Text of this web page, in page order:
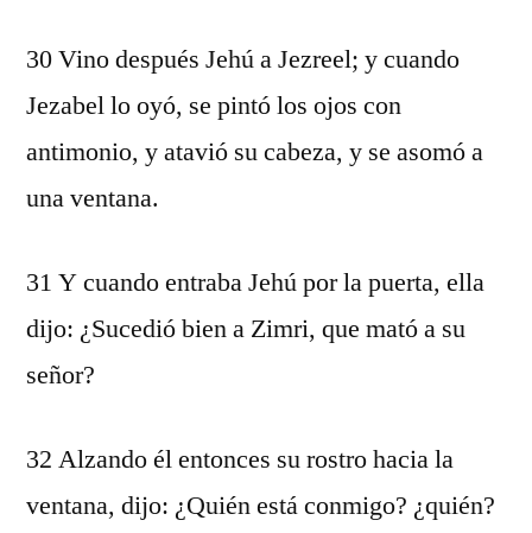
30 Vino después Jehú a Jezreel; y cuando
Jezabel lo oyó, se pintó los ojos con
antimonio, y atavió su cabeza, y se asomó a
una ventana.
31 Y cuando entraba Jehú por la puerta, ella
dijo: ¿Sucedió bien a Zimri, que mató a su
señor?
32 Alzando él entonces su rostro hacia la
ventana, dijo: ¿Quién está conmigo? ¿quién?